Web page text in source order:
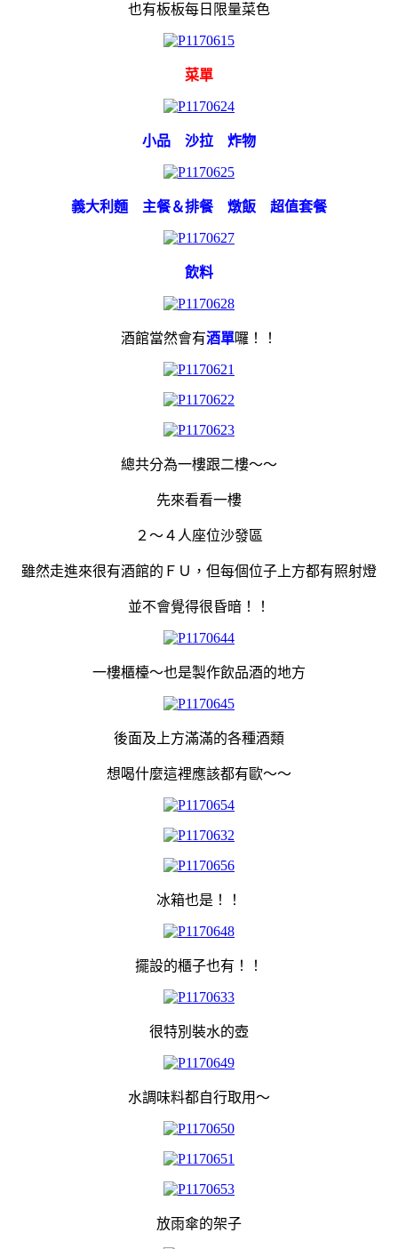
也有板板每日限量菜色
菜單
小品 沙拉 炸物
義大利麵 主餐＆排餐 燉飯 超值套餐
飲料
酒館當然會有酒單囉！！
總共分為一樓跟二樓～～
先來看看一樓
２～４人座位沙發區
雖然走進來很有酒館的ＦＵ，但每個位子上方都有照射燈
並不會覺得很昏暗！！
一樓櫃檯～也是製作飲品酒的地方
後面及上方滿滿的各種酒類
想喝什麼這裡應該都有歐～～
冰箱也是！！
擺設的櫃子也有！！
很特別裝水的壺
水調味料都自行取用～
放雨傘的架子